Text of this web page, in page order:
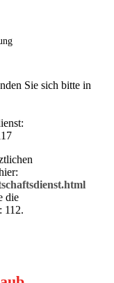
Sie sich bitte in
die
112.